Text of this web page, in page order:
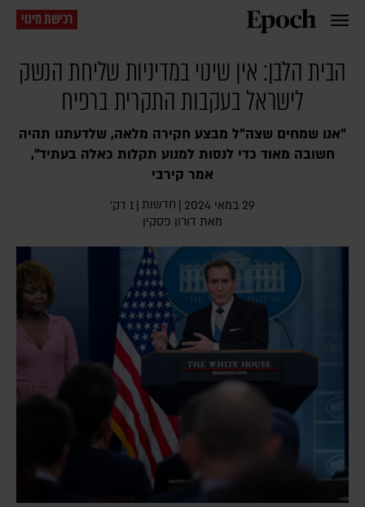
רכישת מינוי
הבית הלבן: אין שינוי במדיניות שליחת הנשק
לישראל בעקבות התקרית ברפיח
"אנו שמחים שצה"ל מבצע חקירה מלאה, שלדעתנו תהיה
חשובה מאוד כדי לנסות למנוע תקלות כאלה בעתיד",
אמר קירבי
29 במאי 2024 | חדשות | 1 דק׳
מאת דורון פסקין